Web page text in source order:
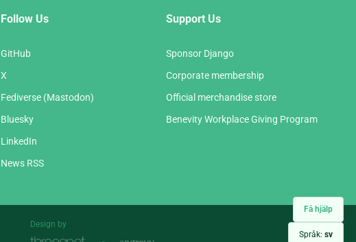
Få hjälp
Språk: sv
Follow Us
GitHub
X
Fediverse (Mastodon)
Bluesky
LinkedIn
News RSS
Support Us
Sponsor Django
Corporate membership
Official merchandise store
Benevity Workplace Giving Program
Design by